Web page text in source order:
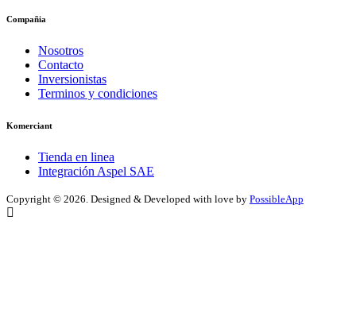
Compañia
Nosotros
Contacto
Inversionistas
Terminos y condiciones
Komerciant
Tienda en linea
Integración Aspel SAE
Copyright © 2026. Designed & Developed with love by PossibleApp